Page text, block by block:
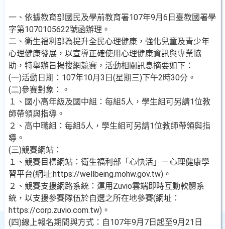
一、依據教育部國民及學前教育署107年9月6日臺教國署學
字第1070105622號函辦理。
二、衛生福利部為提升全民心理健康，強化兒童及青少年
心理健康發展，以宣導正確使用心理健康資訊與專業協
助，特舉辦旨揭搜網競賽，活動相關訊息摘要如下：
(一)活動日期：107年10月3日(星期三)下午2時30分。
(二)參賽對象：。
１、國小高年級及國中組：每組5人，學生組可另請1位教
師帶領與指導。
２、高中職組：每組5人，學生組可另請1位教師帶領與指
導。
(三)競賽網站：
１、競賽目標網站：衛生福利部「心快活」－心理健康學
習平台(網址:https://wellbeing.mohw.gov.tw)。
２、競賽支援網路系統：運用Zuvio雲端即時互動軟體系
統，以支援參賽隊伍於自選之所在地參賽(網址：
https://corp.zuvio.com.tw)。
(四)線上報名期間與方式：自107年9月7日起至9月21日